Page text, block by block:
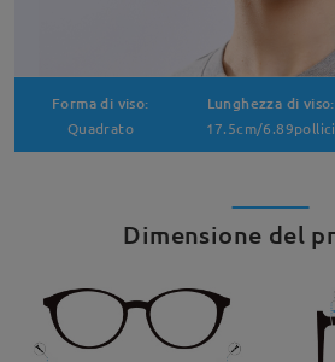
Forma di viso:
Quadrato
Lunghezza di viso:
17.5cm/6.89pollici
Dimensione del